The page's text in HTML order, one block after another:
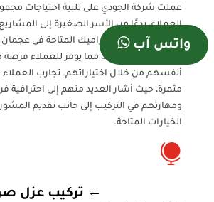
عملت شركة الجودي على تلبية احتياجات
العملاء، بدءًا من الأسر الصغيرة إلى المشاريع
تشمل خيارات السيراميك المتاحة في
من الألوان والأنماط، مما يوفر للعملاء فرصة
أنفسهم من خلال اختياراتهم. تجارب
مثمرة، حيث أشار العديد منهم إلى احترافية
ومهارتهم في التركيب إلى جانب تقديم
الخيارات المتاحة.

← تركيب عزل
واتس آب